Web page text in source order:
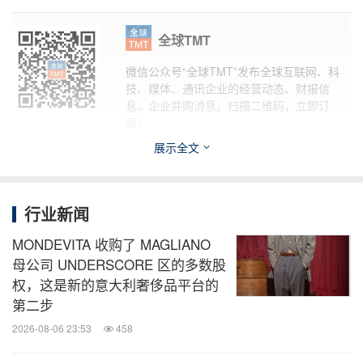
全球TMT
微信公众号“全球TMT”发布全球互联网、科
技、媒体、通讯企业的经营动态、财报信
息、企业并购消息。扫描二维码，立即订
展示全文
行业新闻
MONDEVITA 收购了 MAGLIANO
母公司 UNDERSCORE 区的多数股
权，这是新的意大利奢侈品平台的
第二步
2026-08-06 23:53 458